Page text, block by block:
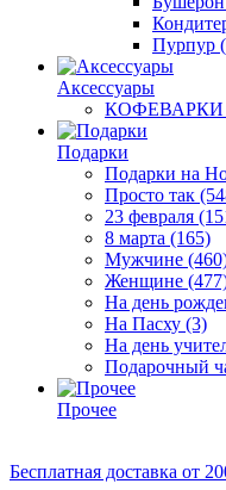
Пурпур
Аксессуары
КОФЕВАРКИ
Подарки
Подарки на
Просто так
23 февраля
8 марта (165)
Мужчине
Женщине
На день
На Пасху (3)
На день
Подарочный
Прочее
Бесплатная доставка от